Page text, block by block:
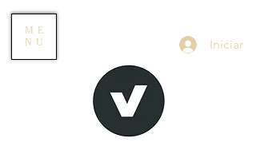
ME
NU
Iniciar